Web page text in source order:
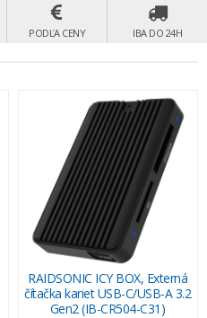
PODĽA CENY IBA DO 24H
RAIDSONIC ICY BOX, Externá
čítačka kariet USB-C/USB-A 3.2
Gen2 (IB-CR504-C31)